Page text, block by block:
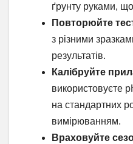
ґрунту руками,
Повторюйте
з різними
результатів.
Калібруйте
використовуєте
на стандартних
вимірюванням.
Враховуйте